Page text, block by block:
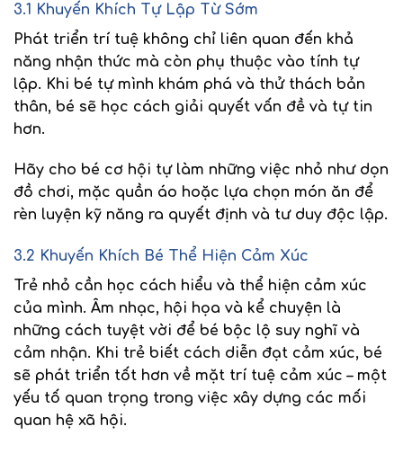
3.1 Khuyến Khích Tự Lập Từ Sớm
Phát triển trí tuệ không chỉ liên quan đến khả
năng nhận thức mà còn phụ thuộc vào tính tự
lập. Khi bé tự mình khám phá và thử thách bản
thân, bé sẽ học cách giải quyết vấn đề và tự tin
hơn.
Hãy cho bé cơ hội tự làm những việc nhỏ như dọn
đồ chơi, mặc quần áo hoặc lựa chọn món ăn để
rèn luyện kỹ năng ra quyết định và tư duy độc lập.
3.2 Khuyến Khích Bé Thể Hiện Cảm Xúc
Trẻ nhỏ cần học cách hiểu và thể hiện cảm xúc
của mình. Âm nhạc, hội họa và kể chuyện là
những cách tuyệt vời để bé bộc lộ suy nghĩ và
cảm nhận. Khi trẻ biết cách diễn đạt cảm xúc, bé
sẽ phát triển tốt hơn về mặt trí tuệ cảm xúc – một
yếu tố quan trọng trong việc xây dựng các mối
quan hệ xã hội.